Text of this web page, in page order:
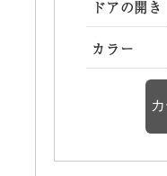
ドアの開き
カラー